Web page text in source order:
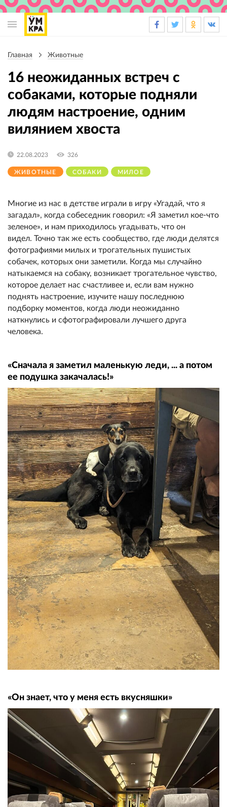
навигация
навигации
Главная Животные
16 неожиданных встреч с
собаками, которые подняли
людям настроение, одним
вилянием хвоста
ЖИВОТНЫЕ СОБАКИ МИЛОЕ
22.08.2023 326
Многие из нас в детстве играли в игру «Угадай, что я
загадал», когда собеседник говорил: «Я заметил кое-что
зеленое», и нам приходилось угадывать, что он
видел. Точно так же есть сообщество, где люди делятся
фотографиями милых и трогательных пушистых
собачек, которых они заметили. Когда мы случайно
натыкаемся на собаку, возникает трогательное чувство,
которое делает нас счастливее и, если вам нужно
поднять настроение, изучите нашу последнюю
подборку моментов, когда люди неожиданно
наткнулись и сфотографировали лучшего друга
человека.
«Сначала я заметил маленькую леди, ... а потом
ее подушка закачалась!»
«Он знает, что у меня есть вкусняшки»